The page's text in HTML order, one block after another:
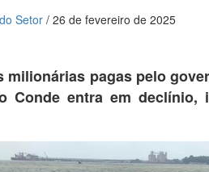
Setor / 26 de fevereiro de 2025
milionárias pagas pelo
Conde entra em declínio,